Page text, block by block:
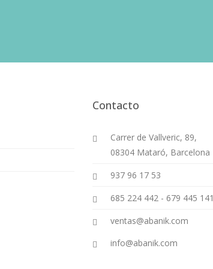
Contacto
Carrer de Vallveric, 89,
08304 Mataró, Barcelona
937 96 17 53
685 224 442- 679 445 141
ventas@abanik.com
info@abanik.com